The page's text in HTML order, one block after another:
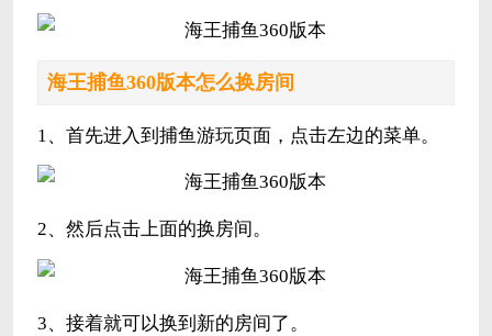
海王捕鱼360版本怎么换房间
1、首先进入到捕鱼游玩页面，点击左边的菜单。
2、然后点击上面的换房间。
3、接着就可以换到新的房间了。